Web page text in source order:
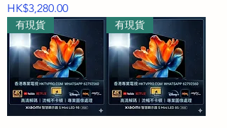
價格
HK$3,280.00
有現貨 有現貨